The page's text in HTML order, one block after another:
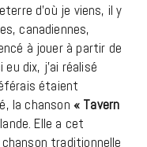
d’où je viens, il y
canadiennes,
à jouer à partir de
eu dix, j’ai réalisé
étaient
la chanson « Tavern
Elle a cet
traditionnelle